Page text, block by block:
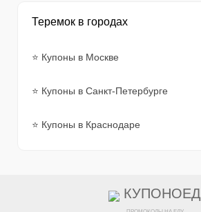
Теремок в городах
⭐ Купоны в Москве
⭐ Купоны в Санкт-Петербурге
⭐ Купоны в Краснодаре
КУПОНОЕД